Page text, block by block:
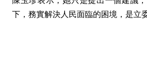
下，務實解決人民面臨的困境，是立